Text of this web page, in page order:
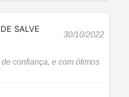
SALVE
30/10/2022
confiança, e com ótimos